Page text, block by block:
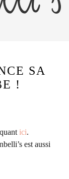
SA
!
ici.
est aussi